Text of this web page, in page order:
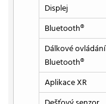
Displej
Bluetooth®
Dálkové ovládání
Bluetooth®
Aplikace XR